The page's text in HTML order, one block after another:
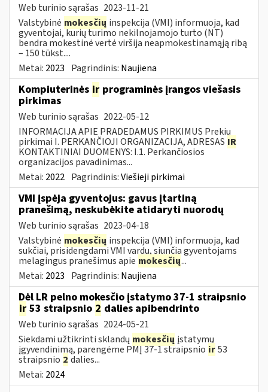
Web turinio sąrašas 2023-11-21
Valstybinė mokesčių inspekcija (VMI) informuoja, kad
gyventojai, kurių turimo nekilnojamojo turto (NT)
bendra mokestinė vertė viršija neapmokestinamąją ribą
– 150 tūkst....
Metai: 2023 Pagrindinis: Naujiena
Kompiuterinės ir programinės įrangos viešasis
pirkimas
Web turinio sąrašas 2022-05-12
INFORMACIJA APIE PRADEDAMUS PIRKIMUS Prekių
pirkimai I. PERKANČIOJI ORGANIZACIJA, ADRESAS IR
KONTAKTINIAI DUOMENYS: I.1. Perkančiosios
organizacijos pavadinimas...
Metai: 2022 Pagrindinis:Viešieji pirkimai
VMI įspėja gyventojus: gavus įtartiną
pranešimą, neskubėkite atidaryti nuorodų
Web turinio sąrašas 2023-04-18
Valstybinė mokesčių inspekcija (VMI) informuoja, kad
sukčiai, prisidengdami VMI vardu, siunčia gyventojams
melagingus pranešimus apie mokesčių...
Metai: 2023 Pagrindinis: Naujiena
Dėl LR pelno mokesčio įstatymo 37-1 straipsnio
ir 53 straipsnio 2 dalies apibendrinto
Web turinio sąrašas 2024-05-21
Siekdami užtikrinti sklandų mokesčių įstatymų
įgyvendinimą, parengėme PMĮ 37-1 straipsnio ir53
straipsnio 2 dalies...
Metai: 2024